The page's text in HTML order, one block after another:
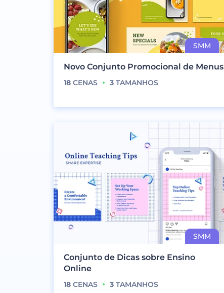
Novo Conjunto Promocional de Menus
18 CENAS 3 TAMANHOS
Conjunto de Dicas sobre Ensino
Online
18 CENAS 3 TAMANHOS